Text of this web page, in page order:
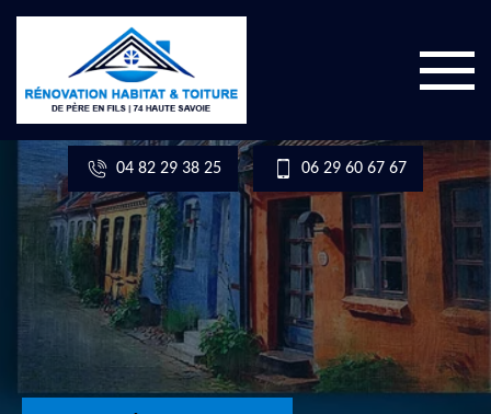
04 82 29 38 25 06 29 60 67 67